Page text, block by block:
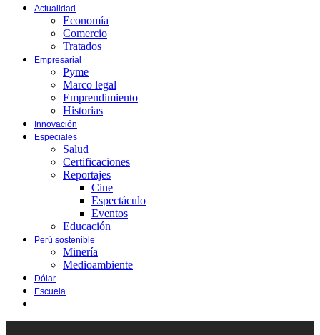
Actualidad
Economía
Comercio
Tratados
Empresarial
Pyme
Marco legal
Emprendimiento
Historias
Innovación
Especiales
Salud
Certificaciones
Reportajes
Cine
Espectáculo
Eventos
Educación
Perú sostenible
Minería
Medioambiente
Dólar
Escuela